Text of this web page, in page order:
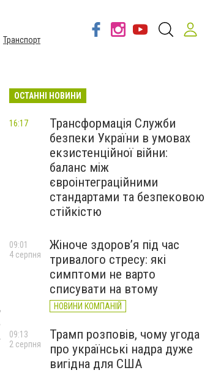
Транспорт
ОСТАННІ НОВИНИ
Трансформація Служби
безпеки України в умовах
екзистенційної війни:
баланс між
євроінтеграційними
стандартами та безпековою
стійкістю
16:17
Жіноче здоров’я під час
тривалого стресу: які
симптоми не варто
списувати на втому
НОВИНИ КОМПАНІЙ
09:01
4 серпня
Трамп розповів, чому угода
про українські надра дуже
вигідна для США
09:13
2 серпня